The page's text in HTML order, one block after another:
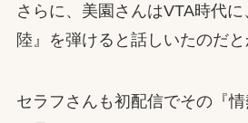
さらに、美園さんはVTA時代
陸』を弾けると話しいたのだと
セラフさんも初配信でその『